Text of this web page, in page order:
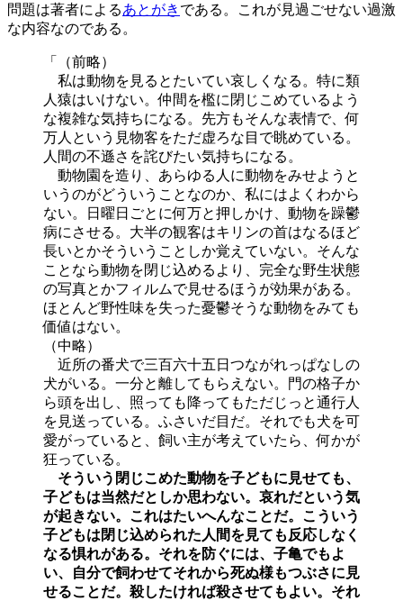
問題は著者によるあとがき である。これが見過ごせない過激
な内容なのである。
「（前略）
私は動物を見るとたいてい哀しくなる。特に類
人猿はいけない。仲間を檻に閉じこめているよう
な複雑な気持ちになる。先方もそんな表情で、何
万人という見物客をただ虚ろな目で眺めている。
人間の不遜さを詫びたい気持ちになる。
動物園を造り、あらゆる人に動物をみせようと
いうのがどういうことなのか、私にはよくわから
ない。日曜日ごとに何万と押しかけ、動物を躁鬱
病にさせる。大半の観客はキリンの首はなるほど
長いとかそういうことしか覚えていない。そんな
ことなら動物を閉じ込めるより、完全な野生状態
の写真とかフィルムで見せるほうが効果がある。
ほとんど野性味を失った憂鬱そうな動物をみても
価値はない。
（中略）
近所の番犬で三百六十五日つながれっぱなしの
犬がいる。一分と離してもらえない。門の格子か
ら頭を出し、照っても降ってもただじっと通行人
を見送っている。ふさいだ目だ。それでも犬を可
愛がっていると、飼い主が考えていたら、何かが
狂っている。
そういう閉じこめた動物を子どもに見せても、
子どもは当然だとしか思わない。哀れだという気
が起きない。これはたいへんなことだ。こういう
子どもは閉じ込められた人間を見ても反応しなく
なる惧れがある。それを防ぐには、子亀でもよ
い、自分で飼わせてそれから死ぬ様もつぶさに見
せることだ。殺したければ殺させてもよい。それ